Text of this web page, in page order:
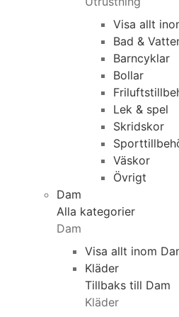
Visa allt
Bad &
Barncyklar
Bollar
Lek & spel
Skridskor
Väskor
Övrigt
Dam
Alla kategorier
Dam
Visa allt inom
Kläder
Tillbaks till Dam
Kläder